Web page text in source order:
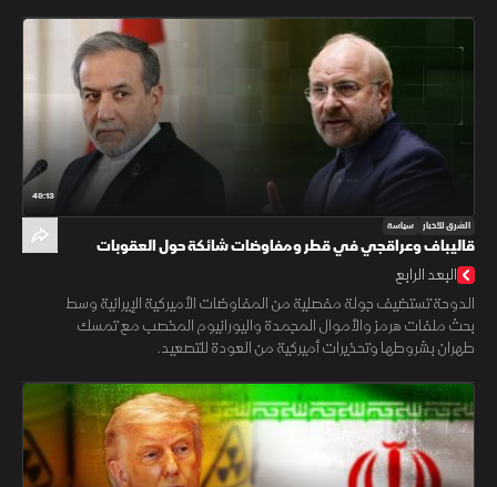
49:13
الشرق للأخبار سياسة
قاليباف وعراقجي في قطر ومفاوضات شائكة حول العقوبات
والنووي
البعد الرابع
الدوحة تستضيف جولة مفصلية من المفاوضات الأميركية الإيرانية وسط
بحث ملفات هرمز والأموال المجمدة واليورانيوم المخصب مع تمسك
طهران بشروطها وتحذيرات أميركية من العودة للتصعيد.